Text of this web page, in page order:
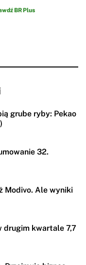
BR Plus
grube ryby: Pekao
32.
Modivo. Ale wyniki
drugim kwartale 7,7